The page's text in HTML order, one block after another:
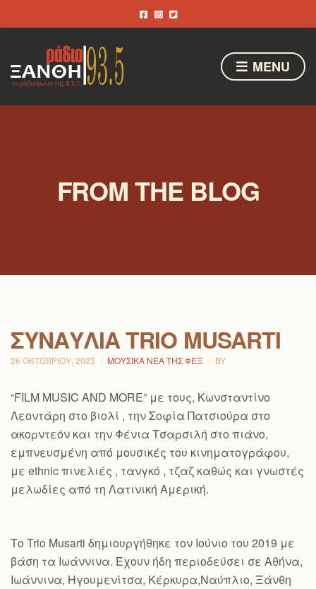
MENU
FROM THE BLOG
ΣΥΝΑΥΛΊΑ TRIO MUSARTI
26 ΟΚΤΩΒΡΊΟΥ, 2023 ΜΟΥΣΙΚΆ ΝΈΑ ΤΗΣ ΦΕΞ BY
“FILM MUSIC AND MORE” με τους, Κωνσταντίνο
Λεοντάρη στο βιολί , την Σοφία Πατσιούρα στο
ακορντεόν και την Φένια Τσαρσιλή στο πιάνο,
εμπνευσμένη από μουσικές του κινηματογράφου,
με ethnic πινελιές , τανγκό , τζαζ καθώς και γνωστές
μελωδίες από τη Λατινική Αμερική.
Το Trio Musarti δημιουργήθηκε τον Ιούνιο του 2019 με
βάση τα Ιωάννινα. Έχουν ήδη περιοδεύσει σε Αθήνα,
Ιωάννινα, Ηγουμενίτσα, Κέρκυρα,Ναύπλιο, Ξάνθη